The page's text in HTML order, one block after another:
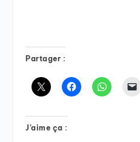
Partager :
J’aime ça :